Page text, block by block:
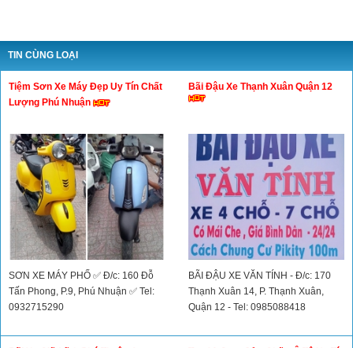
TIN CÙNG LOẠI
Tiệm Sơn Xe Máy Đẹp Uy Tín Chất
Lượng Phú Nhuận
SƠN XE MÁY PHỐ ✅ Đ/c: 160 Đỗ
Tấn Phong, P.9, Phú Nhuận ✅ Tel:
0932715290
Bãi Đậu Xe Thạnh Xuân Quận 12
BÃI ĐẬU XE VĂN TÍNH - Đ/c: 170
Thạnh Xuân 14, P. Thạnh Xuân,
Quận 12 - Tel: 0985088418